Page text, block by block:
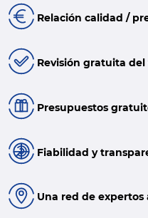
Relación calidad /
Revisión gratuita
Presupuestos
Fiabilidad y
Una red de expertos